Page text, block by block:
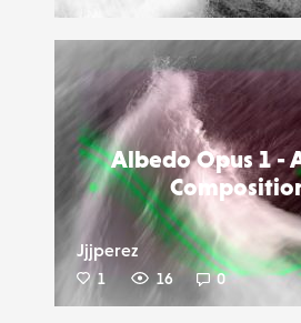
Albedo Opus 1 -
Jjjperez
1 16 0